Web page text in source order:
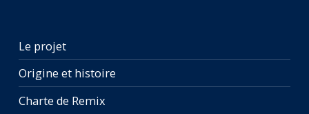
Le projet
Origine et histoire
Charte de Remix